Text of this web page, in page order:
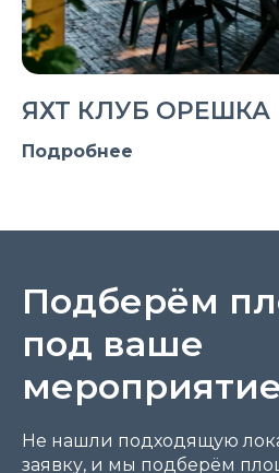
ЯХТ КЛУБ ОРЕШКА
Подробнее
Подберём
под ваше
мероприятие
Не нашли подходящую
заявку, и мы подберём